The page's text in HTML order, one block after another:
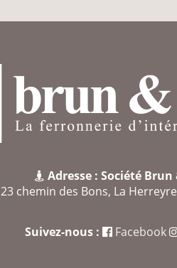
Adresse : Société
23 chemin des Bons, La
Suivez-nous : Facebook